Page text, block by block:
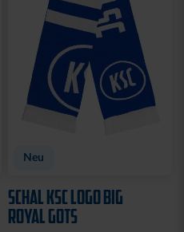
Neu
SCHAL KSC LOGO BIG
ROYAL GOTS